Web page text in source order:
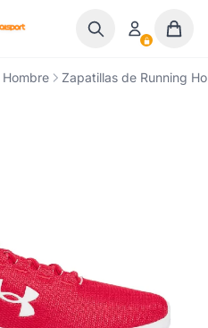
Zapatillas de Running